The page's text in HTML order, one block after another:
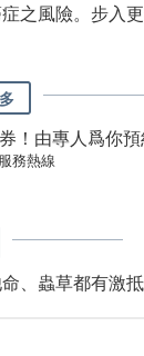
風險。步入
由專人爲你預
務熱線
、蟲草都有激